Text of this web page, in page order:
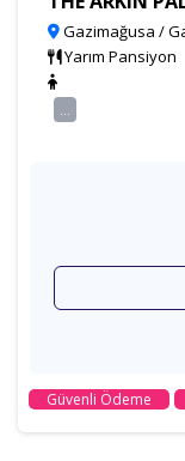
Gazimağusa /
Yarım Pansiyon
...
Güvenli Ödeme